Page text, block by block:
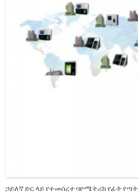
ኃይለኛ ድር ላይ የተመሰረተ ባዮሜትሪክ የፊት